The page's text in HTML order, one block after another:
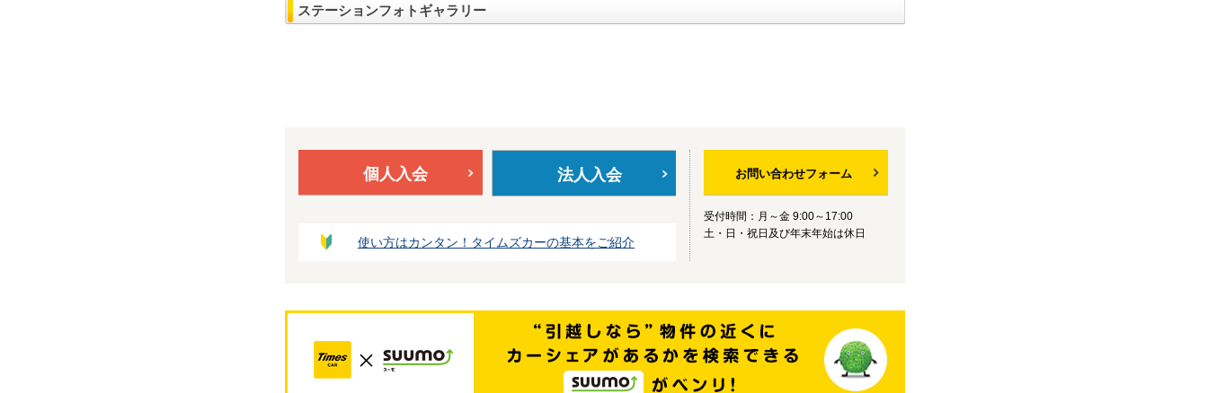
ステーションフォトギャラリー
個人入会 法人入会
使い方はカンタン！タイムズカーの基本をご紹介
お問い合わせフォーム
受付時間：月～金 9:00～17:00
土・日・祝日及び年末年始は休日